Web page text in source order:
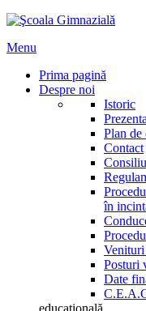
Menu
Prima pagină
Despre noi
Istoric
Plan de
Contact
în
Venituri
Posturi
Date
educațională